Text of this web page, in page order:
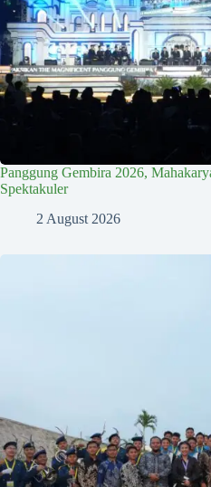
Panggung Gembira 2026,
Spektakuler
2 August 2026